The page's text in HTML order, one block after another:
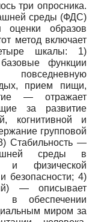
три опросника.
среды (ФДС)
образов
метод включает
шкалы: 1)
функции
прием пищи,
— отражает
за развитие
когнитивной и
групповой
Стабильность —
среды в
и физической
безопасности; 4)
— описывает
в обеспечении
миром за